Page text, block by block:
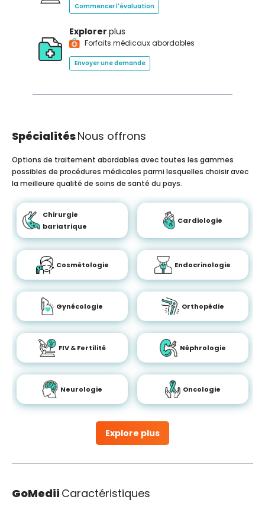
Commencer l'évaluation
Explorer plus
Forfaits médicaux abordables
Envoyer une demande
SpécialitésNous offrons
Explore plus
Options de traitement abordables avec toutes les gammes
possibles de procédures médicales parmi lesquelles choisir avec
la meilleure qualité de soins de santé du pays.
Chirurgie
bariatrique
Cardiologie
Cosmétologie Endocrinologie
Gynécologie Orthopédie
FIV & Fertilité Néphrologie
Neurologie Oncologie
GoMedii Caractéristiques